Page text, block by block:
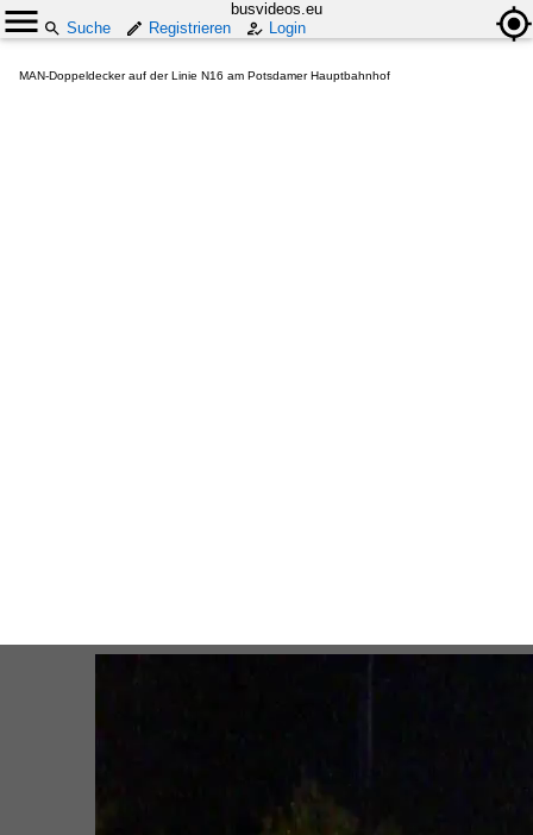
busvideos.eu
Suche
Registrieren Login
MAN-Doppeldecker auf der Linie N16 am Potsdamer Hauptbahnhof